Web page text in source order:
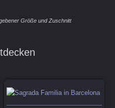
Größe und Zuschnitt